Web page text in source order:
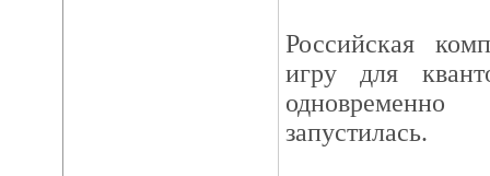
Российская
игру для
запустилась.